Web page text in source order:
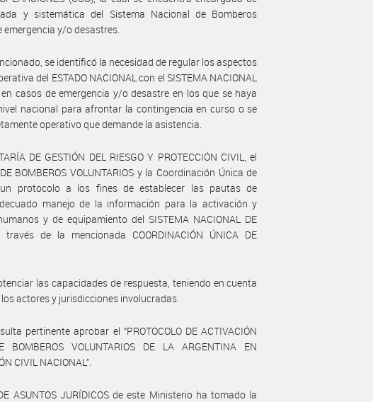
y sistemática del Sistema Nacional de Bomberos
y/o desastres.
se identificó la necesidad de regular los aspectos
del ESTADO NACIONAL con el SISTEMA NACIONAL
en casos de emergencia y/o desastre en los que se haya
nacional para afrontar la contingencia en curso o se
operativo que demande la asistencia.
DE GESTIÓN DEL RIESGO Y PROTECCIÓN CIVIL, el
BOMBEROS VOLUNTARIOS y la Coordinación Única de
un protocolo a los fines de establecer las pautas de
manejo de la información para la activación y
y de equipamiento del SISTEMA NACIONAL DE
través de la mencionada COORDINACIÓN ÚNICA DE
las capacidades de respuesta, teniendo en cuenta
actores y jurisdicciones involucradas.
pertinente aprobar el “PROTOCOLO DE ACTIVACIÓN
BOMBEROS VOLUNTARIOS DE LA ARGENTINA EN
CIVIL NACIONAL”.
ASUNTOS JURÍDICOS de este Ministerio ha tomado la